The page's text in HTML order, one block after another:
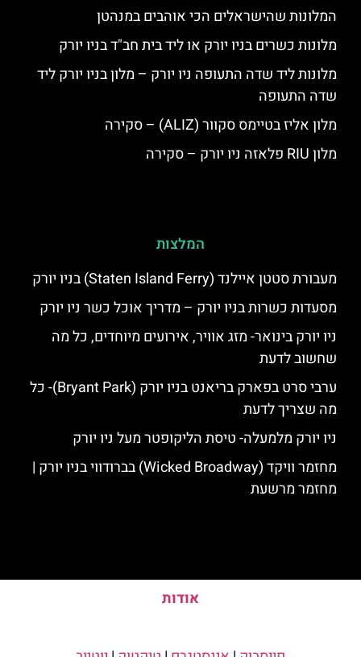
המלונות שהישראלים הכי אוהבים במנהטן
מלונות כשרים בניו יורק או ליד בית חב"ד בניו יורק
מלונות ליד שדה התעופה ניו יורק – מלון בניו יורק ליד
שדה התעופה
מלון אליז בטיימס סקוור (ALIZ) – סקירה
מלון RIU פלאזה ניו יורק – סקירה
המלצות
מעבורת סטטן איילנד (Staten Island Ferry) בניו יורק
מסעדות כשרות בניו יורק – מדריך אוכל כשר ניו יורק
ניו יורק בינואר- מזג אוויר, אירועים מיוחדים, כל מה
שחשוב לדעת
ערבי סרט בפארק בריאנט בניו יורק (Bryant Park)- כל
מה שצריך לדעת
ניו יורק מלמעלה- טיסת הליקופטר מעל ניו יורק
מחזמר וויקד (Wicked Broadway) בברודווי בניו יורק |
מחזמר מרשעת
אודות